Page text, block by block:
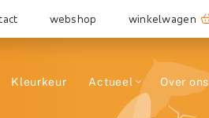
webshop winkelwagen
Kleurkeur Actueel Over ons